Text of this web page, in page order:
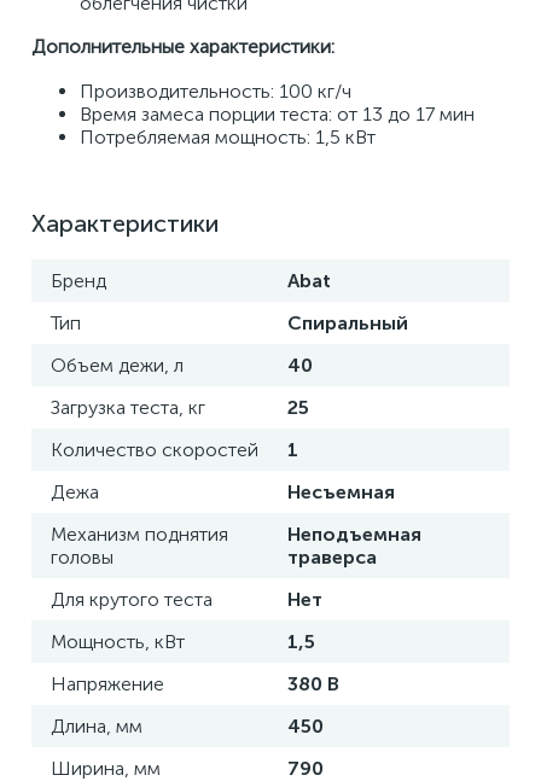
Дополнительные характеристики:
Производительность: 100 кг/ч
Время замеса порции теста: от 13 до 17 мин
Потребляемая мощность: 1,5 кВт
Характеристики
Бренд
Abat
Тип
Спиральный
Объем дежи, л
40
Загрузка теста, кг
25
Количество скоростей
1
Дежа
Несъемная
Механизм поднятия
головы
Неподъемная
траверса
Для крутого теста
Нет
Мощность, кВт
1,5
Напряжение
380 В
Длина, мм
450
Ширина, мм
790